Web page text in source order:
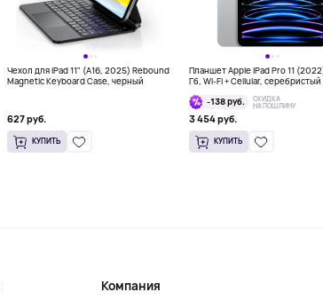
Чехол для iPad 11" (A16, 2025) Rebound
Magnetic Keyboard Case, черный
627 руб.
КУПИТЬ
Планшет Apple iPad Pro 11
Гб, Wi-Fi + Cellular, серебристый
-138 руб.
СКИДКА
НА ПОШЛИНУ
3 454 руб.
КУПИТЬ
Компания